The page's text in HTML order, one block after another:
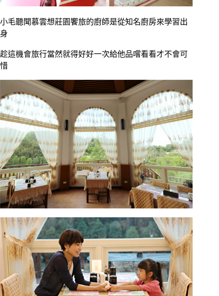
小毛聽聞慕雲想莊園饗旅的廚師是從知名廚房來學習出
身
趁這機會旅行當然就得好好一次給他品嚐看看才不會可
惜